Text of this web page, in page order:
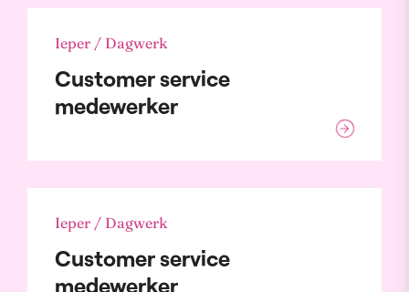
Ieper / Dagwerk
Customer service
medewerker
Ieper / Dagwerk
Customer service
medewerker